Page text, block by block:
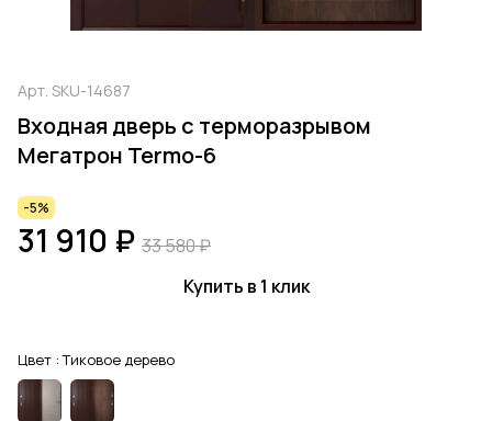
Арт. SKU-14687
Входная дверь с терморазрывом
Мегатрон Termo-6
-5%
31 910 ₽ 33 580 ₽
Купить в 1 клик
Цвет :Тиковое дерево